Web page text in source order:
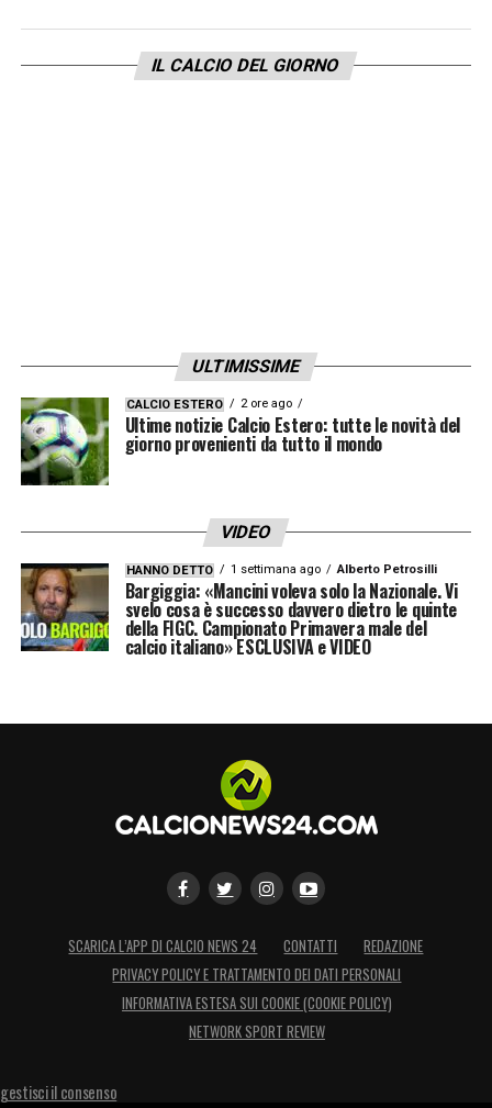
sarà trasmessa in in streaming gratis per
tutti su UEFA.TV.IL CALCIO DEL GIORNO
ULTIMISSIME
CALCIO ESTERO 2 ore ago
Ultime notizie Calcio Estero: tutte le novità del
giorno provenienti da tutto il mondo
VIDEO
HANNO DETTO 1 settimana ago Alberto Petrosilli
Bargiggia: «Mancini voleva solo la Nazionale. Vi
svelo cosa è successo davvero dietro le quinte
della FIGC. Campionato Primavera male del
calcio italiano» ESCLUSIVA e VIDEO
SCARICA L’APP DI CALCIO NEWS 24 CONTATTI
REDAZIONE
PRIVACY POLICY E TRATTAMENTO DEI DATI PERSONALI
INFORMATIVA ESTESA SUI COOKIE (COOKIE POLICY)
NETWORK SPORT REVIEW
gestisci il consenso